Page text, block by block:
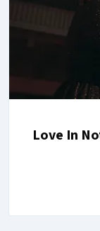
Love In